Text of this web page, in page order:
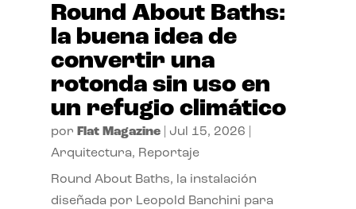
Round About Baths:
la buena idea de
convertir una
rotonda sin uso en
un refugio climático
por Flat Magazine| Jul 15, 2026
Arquitectura, Reportaje
Round About Baths, la instalación
diseñada por Leopold Banchini para